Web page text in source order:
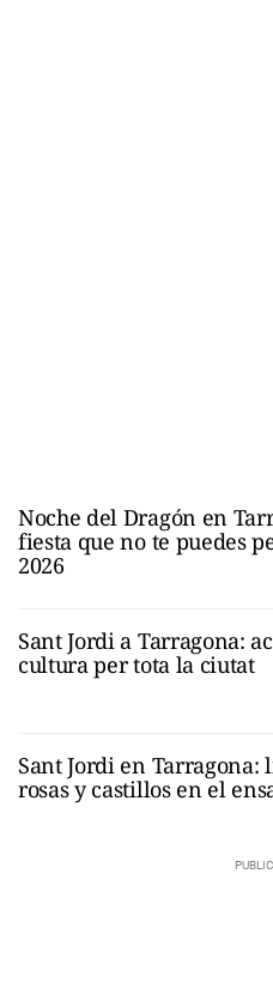
Noche del Dragón en
fiesta que no te puedes
2026
Sant Jordi a Tarragona:
cultura per tota la ciutat
Sant Jordi en Tarragona:
rosas y castillos en el